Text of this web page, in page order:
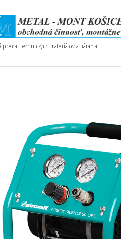
predaj technických materiálov a náradia